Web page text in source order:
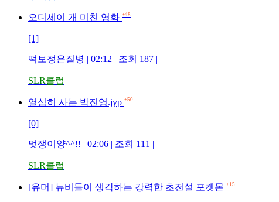
오디세이 개 미친 영화 +48
[1]
떡보정은질병 | 02:12 | 조회 187 |
SLR클럽
열심히 사는 박진영.jyp +50
[0]
멋쟁이양^^!! | 02:06 | 조회 111 |
SLR클럽
[유머] 뉴비들이 생각하는 강력한 초전설 포켓몬 +15